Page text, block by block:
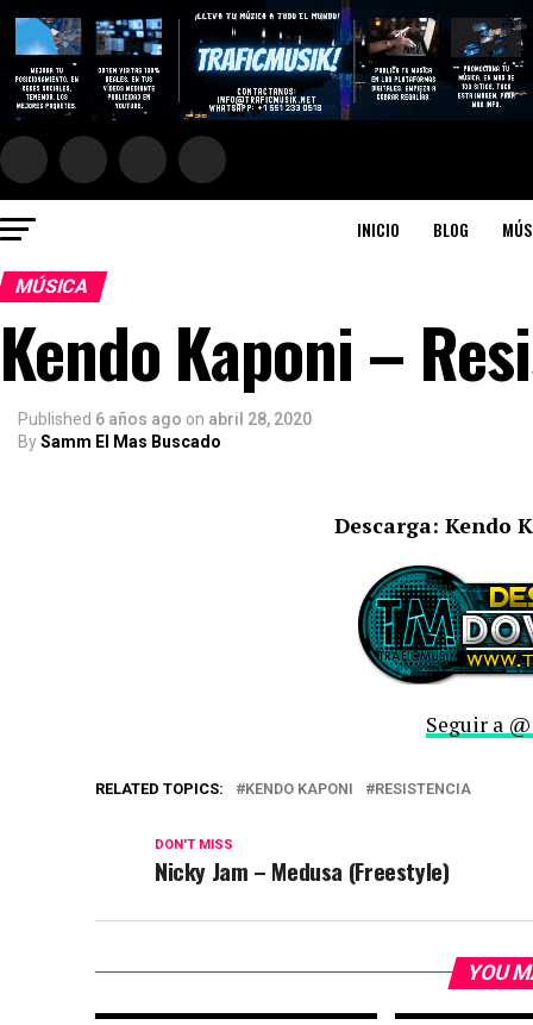
INICIO BLOG
MÚSICA
Kendo Kaponi –
Published 6 años ago on abril 28, 2020
BySamm El Mas Buscado
Descarga: Kendo
Seguir a
RELATED TOPICS: KENDO KAPONI RESISTENCIA
DON'T MISS
Nicky Jam – Medusa (Freestyle)
YOU